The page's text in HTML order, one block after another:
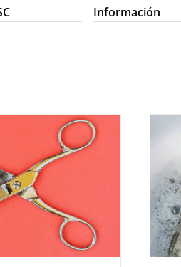
Información